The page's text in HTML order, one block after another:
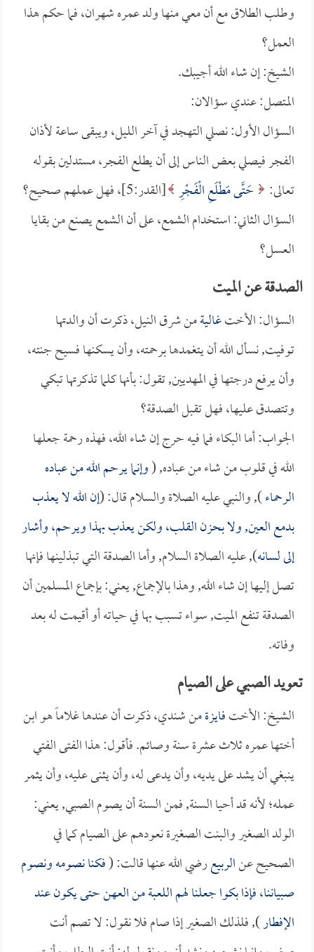
وطلب الطلاق مع أن معي منها ولد عمره شهران، فما حكم هذا
العمل؟
الشيخ: إن شاء الله أجيبك.
المتصل: عندي سؤالان:
السؤال الأول: نصلي التهجد في آخر الليل، ويبقى ساعة لأذان
الفجر فيصلي بعض الناس إلى أن يطلع الفجر، مستدلين بقوله
تعالى:
حَتَّى مَطْلَعِ الْفَجْرِ [القدر:5]، فهل عملهم صحيح؟
السؤال الثاني: استخدام الشمع، على أن الشمع يصنع من بقايا
العسل؟
الصدقة عن الميت
السؤال: الأختغاليةمن شرق النيل، ذكرت أن والدتها
توفيت, نسأل الله أن يتغمدها برحمته، وأن يسكنها فسيح جنته،
وأن يرفع درجتها في المهديين, تقول: بأنها كلما تذكرتها تبكي
وتتصدق عليها، فهل تقبل الصدقة؟
الجواب: أما البكاء فما فيه حرج إن شاء الله، فهذه رحمة جعلها
الله في قلوب من شاء من عباده, (وإنما يرحم الله من عباده
الرحماء), والنبي عليه الصلاة والسلام قال: (إن الله لا يعذب
بدمع العين, ولا بحزن القلب، ولكن يعذب بهذا ويرحم، وأشار
إلى لسانه), عليه الصلاة السلام, وأما الصدقة التي تبذلينها فإنها
تصل إليها إن شاء الله, وهذا بالإجماع, يعني: بإجماع المسلمين أن
الصدقة تنفع الميت, سواء تسبب بها في حياته أو أقيمت له بعد
وفاته.
تعويد الصبي على الصيام
الشيخ: الأختفايزةمن شندي، ذكرت أن عندها غلاماً هو ابن
أختها عمره ثلاث عشرة سنة وصائم. فأقول: هذا الفتى الفتي
ينبغي أن يشد على يديه، وأن يدعى له، وأن يثنى عليه، وأن يثمر
عمله؛ لأنه قد أحيا السنة, فمن السنة أن يصوم الصبي, يعني:
الولد الصغير والبنت الصغيرة نعودهم على الصيام كما في
الصحيح عنالربيعرضي الله عنها قالت: (فكنا نصومه ونصوم
صبياننا، فإذا بكوا جعلنا لهم اللعبة من العهن حتى يكون عند
الإفطار), فلذلك الصغير إذا صام فلا نقول: لا تصم أنت